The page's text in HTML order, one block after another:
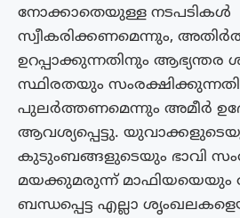
നോക്കാതെയുള്ള നടപടികൾ
സ്വീകരിക്കണമെന്നും,
ഉറപ്പാക്കുന്നതിനും ആഭ്യന്തര
സ്ഥിരതയും
പുലർത്തണമെന്നും അമീർ
ആവശ്യപ്പെട്ടു.
കുടുംബങ്ങളുടെയും ഭാവി
മയക്കുമരുന്ന്
ബന്ധപ്പെട്ട എല്ലാ